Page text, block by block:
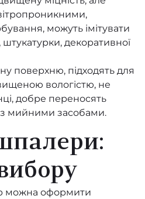
Living
можуть імітувати
декоративної
поверхню, підходять для
вологістю, не
добре переносять
мийними засобами.
можна оформити